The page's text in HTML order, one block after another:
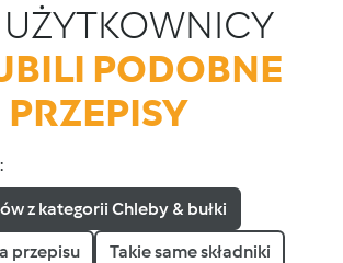
PODOBNE
PRZEPISY
z kategorii Chleby & bułki
przepisu Takie same składniki